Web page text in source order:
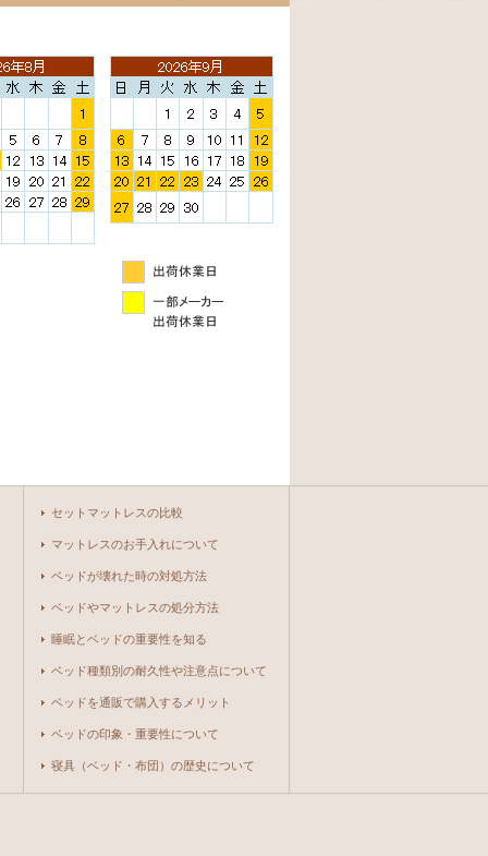
セットマットレスの比較
マットレスのお手入れについて
ベッドが壊れた時の対処方法
ベッドやマットレスの処分方法
睡眠とベッドの重要性を知る
ベッド種類別の耐久性や注意点について
ベッドを通販で購入するメリット
ベッドの印象・重要性について
寝具（ベッド・布団）の歴史について